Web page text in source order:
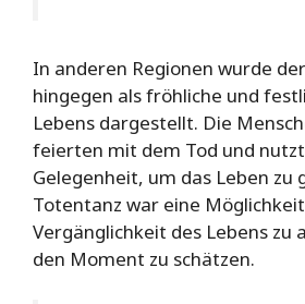
In anderen Regionen wurde
hingegen als fröhliche und
Lebens dargestellt. Die
feierten mit dem Tod und
Gelegenheit, um das Leben zu
Totentanz war eine
Vergänglichkeit des Lebens zu
den Moment zu schätzen.